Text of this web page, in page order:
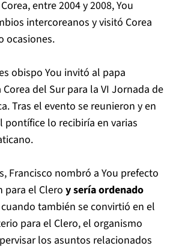
entre 2004 y 2008, You
intercoreanos y visitó Corea
ocasiones.
obispo You invitó al papa
Corea del Sur para la VI Jornada de
Tras el evento se reunieron y en
pontífice lo recibiría en varias
Francisco nombró a You prefecto
para el Clero y sería ordenado
cuando también se convirtió en el
para el Clero, el organismo
los asuntos relacionados